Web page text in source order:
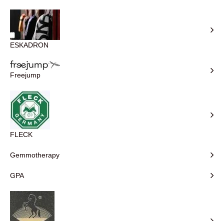
ESKADRON
Freejump
FLECK
Gemmotherapy
GPA